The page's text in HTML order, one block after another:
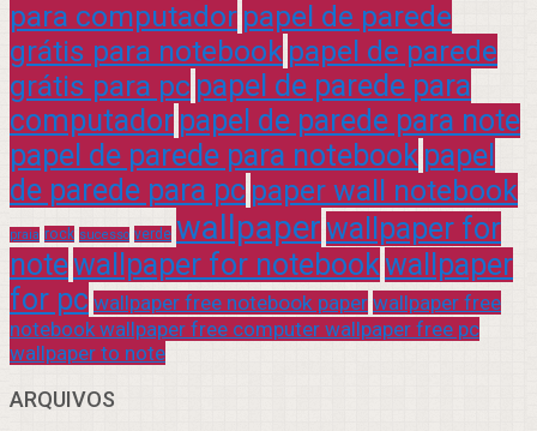
para computador papel de parede
grátis para notebook papel de parede
grátis para pc papel de parede para
computador papel de parede para note
papel de parede para notebook papel
de parede para pc paper wall notebook
praia rock sucesso verde wallpaperwallpaper for
notewallpaper for notebookwallpaper
for pc wallpaper free notebook paper wallpaper free
notebook wallpaper free computer wallpaper free pc
wallpaper to note
ARQUIVOS